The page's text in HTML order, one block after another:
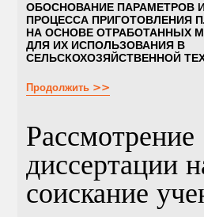
ОБОСНОВАНИЕ ПАРАМЕТРОВ
ПРОЦЕССА ПРИГОТОВЛЕНИЯ
НА ОСНОВЕ ОТРАБОТАННЫХ
ДЛЯ ИХ ИСПОЛЬЗОВАНИЯ В
СЕЛЬСКОХОЗЯЙСТВЕННОЙ
Продолжить >>
Рассмотрение
диссертации
соискание